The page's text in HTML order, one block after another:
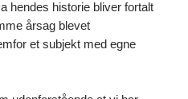
hendes historie bliver fortalt
årsag blevet
et subjekt med egne